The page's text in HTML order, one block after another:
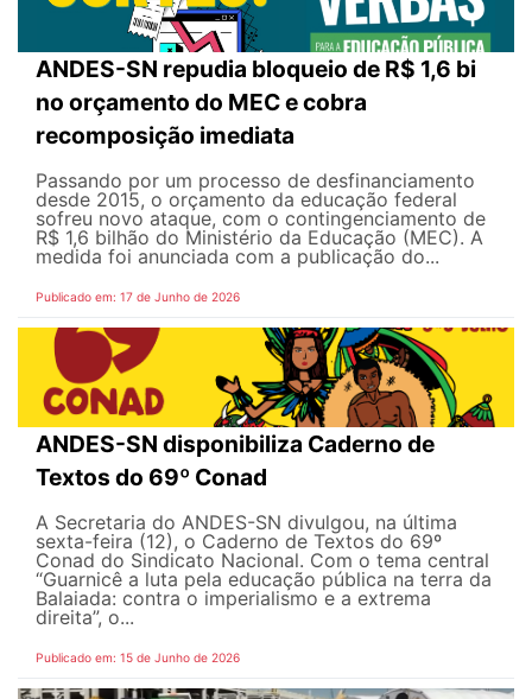
ANDES-SN repudia bloqueio de R$ 1,6 bi
no orçamento do MEC e cobra
recomposição imediata
Passando por um processo de desfinanciamento
desde 2015, o orçamento da educação federal
sofreu novo ataque, com o contingenciamento de
R$ 1,6 bilhão do Ministério da Educação (MEC). A
medida foi anunciada com a publicação do...
Publicado em: 17 de Junho de 2026
ANDES-SN disponibiliza Caderno de
Textos do 69º Conad
A Secretaria do ANDES-SN divulgou, na última
sexta-feira (12), o Caderno de Textos do 69º
Conad do Sindicato Nacional. Com o tema central
“Guarnicê a luta pela educação pública na terra da
Balaiada: contra o imperialismo e a extrema
direita”, o...
Publicado em: 15 de Junho de 2026